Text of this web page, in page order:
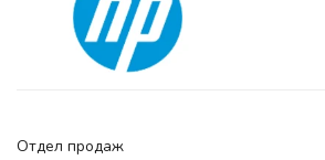
Отдел продаж